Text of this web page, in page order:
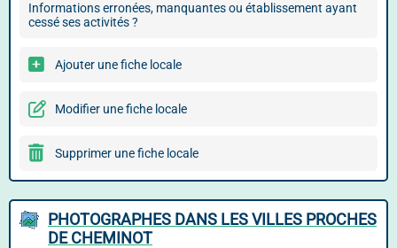
Informations erronées, manquantes ou établissement ayant
cessé ses activités ?
Ajouter une fiche locale
Modifier une fiche locale
Supprimer une fiche locale
PHOTOGRAPHES DANS LES VILLES PROCHES
DE CHEMINOT